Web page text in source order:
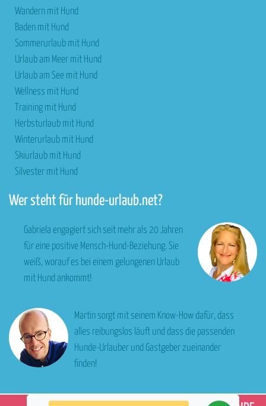
Wandern mit Hund
Baden mit Hund
Sommerurlaub mit Hund
Urlaub am Meer mit Hund
Urlaub am See mit Hund
Wellness mit Hund
Training mit Hund
Herbsturlaub mit Hund
Winterurlaub mit Hund
Skiurlaub mit Hund
Silvester mit Hund
Wer steht für hunde-urlaub.net?
Gabriela engagiert sich seit mehr als 20 Jahren
für eine positive Mensch-Hund-Beziehung. Sie
weiß, worauf es bei einem gelungenen Urlaub
mit Hund ankommt!
Martin sorgt mit seinem Know-How dafür, dass
alles reibungslos läuft und dass die passenden
Hunde-Urlauber und Gastgeber zueinander
finden!